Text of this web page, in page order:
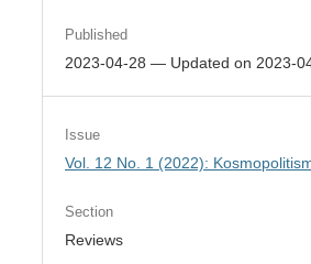
Published
2023-04-28 — Updated on 2023-
Issue
Vol. 12 No. 1 (2022):
Section
Reviews